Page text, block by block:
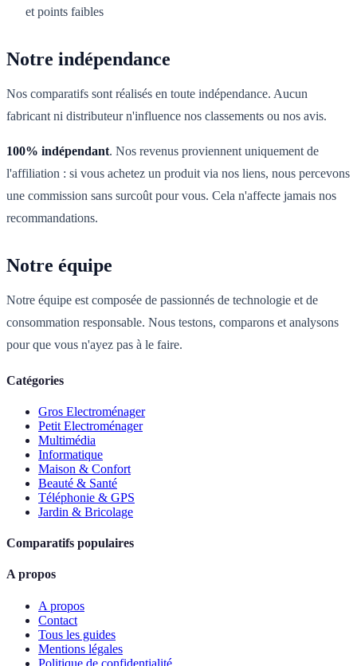
et points faibles
Notre indépendance
Nos comparatifs sont réalisés en toute indépendance. Aucun
fabricant ni distributeur n'influence nos classements ou nos avis.
100% indépendant. Nos revenus proviennent uniquement de
l'affiliation : si vous achetez un produit via nos liens, nous percevons
une commission sans surcoût pour vous. Cela n'affecte jamais nos
recommandations.
Notre équipe
Notre équipe est composée de passionnés de technologie et de
consommation responsable. Nous testons, comparons et analysons
pour que vous n'ayez pas à le faire.
Catégories
Gros Electroménager
Petit Electroménager
Multimédia
Informatique
Maison & Confort
Beauté & Santé
Téléphonie & GPS
Jardin & Bricolage
Comparatifs populaires
A propos
A propos
Contact
Tous les guides
Mentions légales
Politique de confidentialité